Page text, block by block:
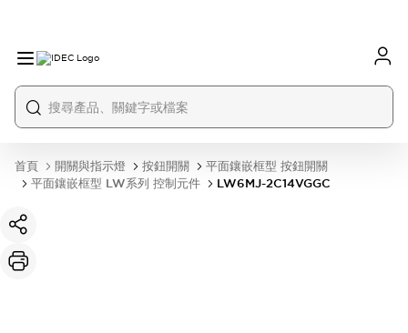
首頁 開關與指示燈 按鈕開關
平面鑲嵌框型 按鈕開關
平面鑲嵌框型 LW系列 控制元件
LW6MJ-2C14VGGC